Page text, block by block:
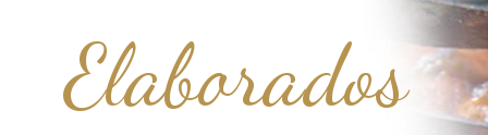
Elaborados